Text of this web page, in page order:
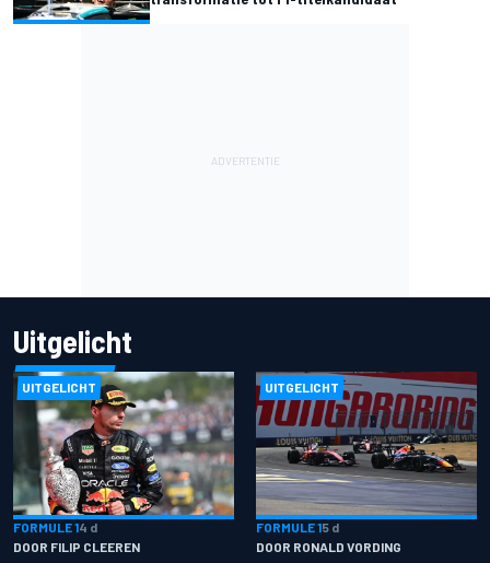
Uitgelicht
UITGELICHT
FORMULE 14 d
DOOR FILIP CLEEREN
UITGELICHT
FORMULE 15 d
DOOR RONALD VORDING